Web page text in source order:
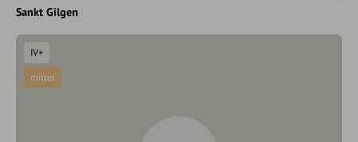
Sankt Gilgen
IV+
mittel